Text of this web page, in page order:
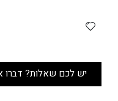
יש לכם שאלות? דברו